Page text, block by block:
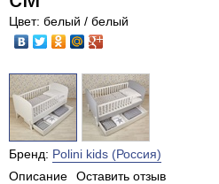
Цвет: белый / белый
Бренд: Polini kids (Россия)
Описание
Оставить отзыв